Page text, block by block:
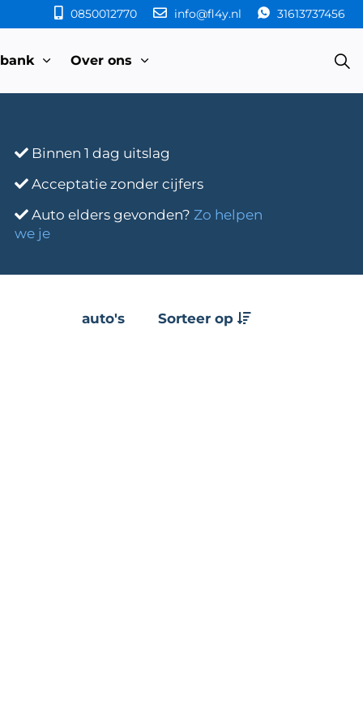
31613737456
info@fl4y.nl
0850012770
Over ons
Binnen 1 dag uitslag
Acceptatie zonder cijfers
Auto elders gevonden? Zo helpen
we je
Transmissie Bouwjaar Km-stand
auto's Sorteer op